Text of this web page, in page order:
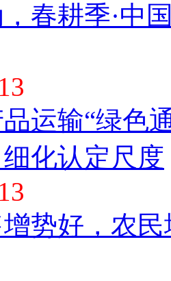
春耕季·中
运输“绿
化认定尺度
势好，农